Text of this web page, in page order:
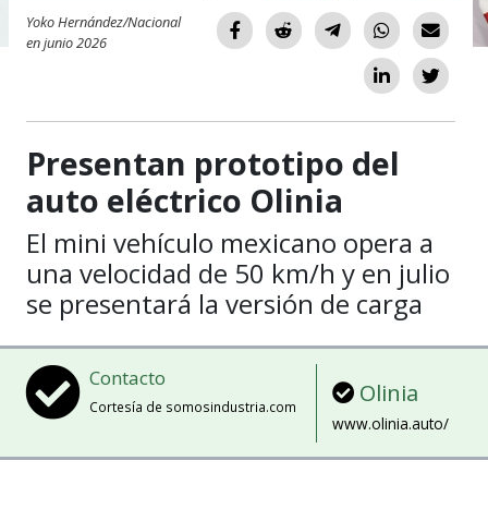
Yoko Hernández/Nacional
en junio 2026
Presentan prototipo del
auto eléctrico Olinia
El mini vehículo mexicano opera a
una velocidad de 50 km/h y en julio
se presentará la versión de carga
Contacto
Cortesía de somosindustria.com Olinia
www.olinia.auto/